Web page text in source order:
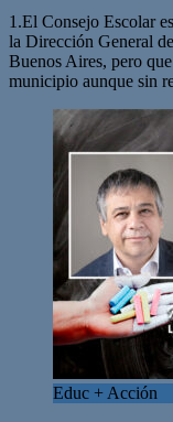
1.El Consejo Escolar
la Dirección General
Buenos Aires, pero
municipio aunque sin
Educ + Acción